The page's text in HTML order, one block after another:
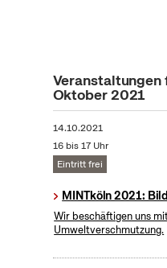
Veranstaltungen
Oktober 2021
14.10.2021
16 bis 17 Uhr
Eintritt frei
MINTköln 2021:
Wir beschäftigen uns
Umweltverschmutzung.